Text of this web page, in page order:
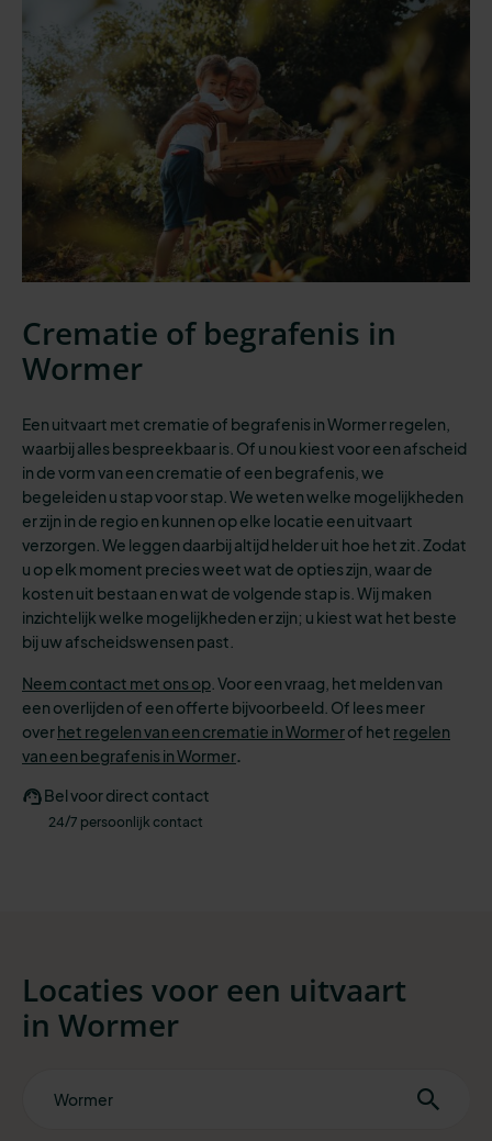
Crematie of begrafenis in
Wormer
Een uitvaart met crematie of begrafenis in Wormer regelen,
waarbij alles bespreekbaar is. Of u nou kiest voor een afscheid
in de vorm van een crematie of een begrafenis, we
begeleiden u stap voor stap. We weten welke mogelijkheden
er zijn in de regio en kunnen op elke locatie een uitvaart
verzorgen. We leggen daarbij altijd helder uit hoe het zit. Zodat
u op elk moment precies weet wat de opties zijn, waar de
kosten uit bestaan en wat de volgende stap is. Wij maken
inzichtelijk welke mogelijkheden er zijn; u kiest wat het beste
bij uw afscheidswensen past.
Neem contact met ons op . Voor een vraag, het melden van
een overlijden of een offerte bijvoorbeeld. Of lees meer
overhet regelen van een crematie in Wormerof het regelen
van een begrafenis in Wormer.
Bel voor direct contact
24/7 persoonlijk contact
Locaties voor een uitvaart
in Wormer